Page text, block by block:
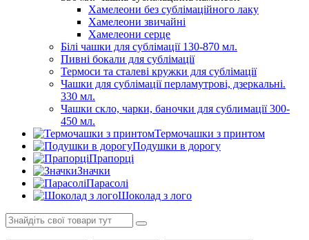
Хамелеони без сублімаційного лаку
Хамелеони звичайні
Хамелеони серце
Білі чашки для сублімації 130-870 мл.
Пивні бокали для сублімації
Термоси та сталеві кружки для сублімації
Чашки для сублімації перламутрові, дзеркальні.
330 мл.
Чашки скло, чарки, баночки для сублимації 300-
450 мл.
Термочашки з принтом
Подушки в дорогу
Прапорці
Значки
Парасолі
Шоколад з лого